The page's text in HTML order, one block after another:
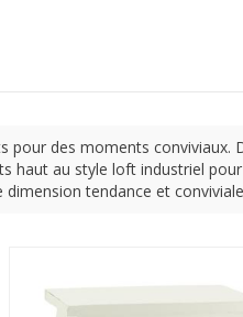
pour des moments conviviaux.
haut au style loft industriel
tendance et